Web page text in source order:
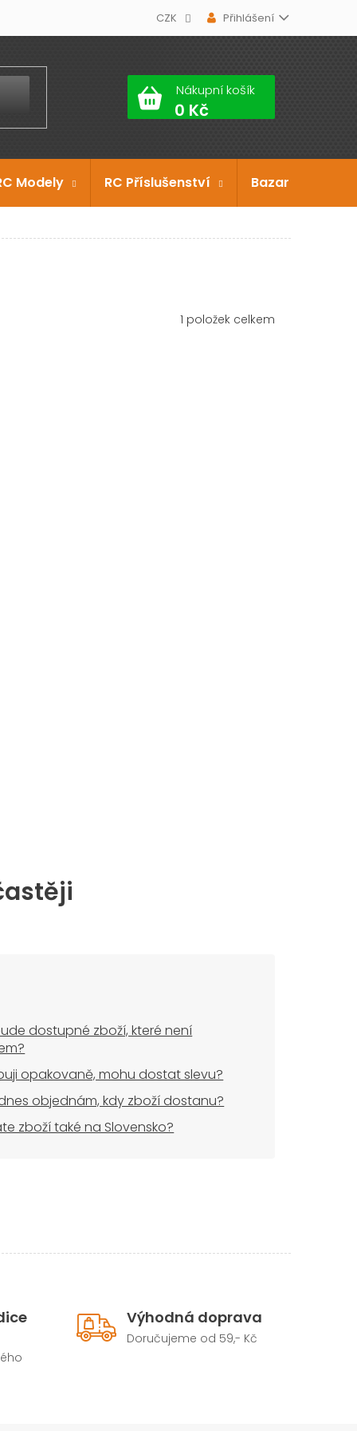
CZK Přihlášení
Nákupní košík
Modely RC Příslušenství Bazar
1 položek celkem
dostupné zboží, které není
opakovaně, mohu dostat slevu?
objednám, kdy zboží dostanu?
zboží také na Slovensko?
Výhodná doprava
Doručujeme od 59,- Kč